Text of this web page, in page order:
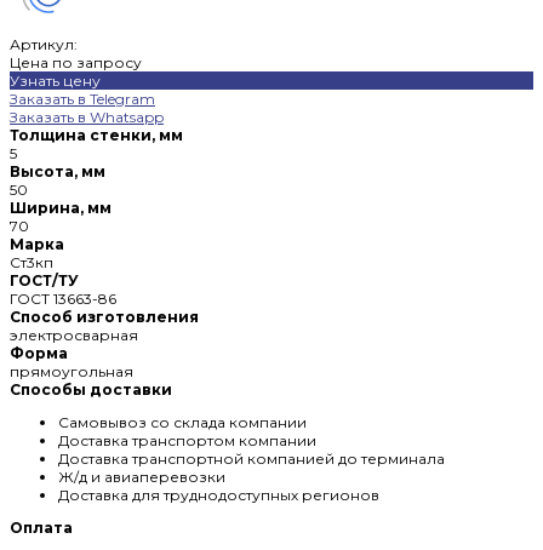
Артикул:
Цена по запросу
Узнать цену
Заказать в Telegram
Заказать в Whatsapp
Толщина стенки, мм
5
Высота, мм
50
Ширина, мм
70
Марка
Ст3кп
ГОСТ/ТУ
ГОСТ 13663-86
Способ изготовления
электросварная
Форма
прямоугольная
Способы доставки
Самовывоз со склада компании
Доставка транспортом компании
Доставка транспортной компанией до терминала
Ж/д и авиаперевозки
Доставка для труднодоступных регионов
Оплата